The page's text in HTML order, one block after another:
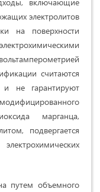
электролитов
на поверхности
считаются
не гарантируют
марганца,
подвергается
путем объемного